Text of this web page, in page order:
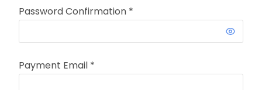
Password Confirmation *
Payment Email *